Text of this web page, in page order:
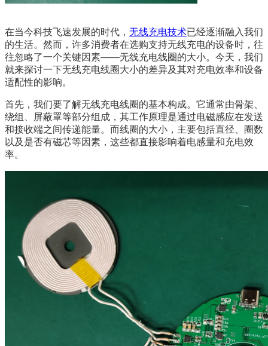
在当今科技飞速发展的时代， 无线充电技术已经逐渐融入我们
的生活。然而，许多消费者在选购支持无线充电的设备时，往
往忽略了一个关键因素——无线充电线圈的大小。今天，我们
就来探讨一下无线充电线圈大小的差异及其对充电效率和设备
适配性的影响。
首先，我们要了解无线充电线圈的基本构成。它通常由骨架、
绕组、屏蔽罩等部分组成，其工作原理是通过电磁感应在发送
和接收端之间传递能量。而线圈的大小，主要包括直径、圈数
以及是否有磁芯等因素，这些都直接影响着电感量和充电效
率。